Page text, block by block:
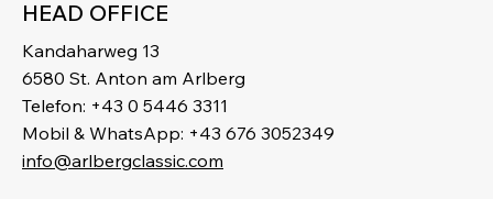
HEAD OFFICE
Kandaharweg 13
6580 St. Anton am Arlberg
Telefon: +43 0 5446 3311
Mobil & WhatsApp: +43 676 3052349
info@arlbergclassic.com